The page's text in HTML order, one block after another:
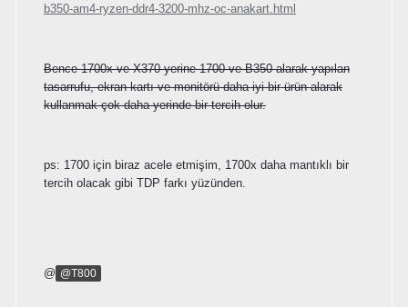
b350-am4-ryzen-ddr4-3200-mhz-oc-anakart.html
Bence 1700x ve X370 yerine 1700 ve B350 alarak yapılan
tasarrufu, ekran kartı ve monitörü daha iyi bir ürün alarak
kullanmak çok daha yerinde bir tercih olur.
ps: 1700 için biraz acele etmişim, 1700x daha mantıklı bir
tercih olacak gibi TDP farkı yüzünden.
@ @T800